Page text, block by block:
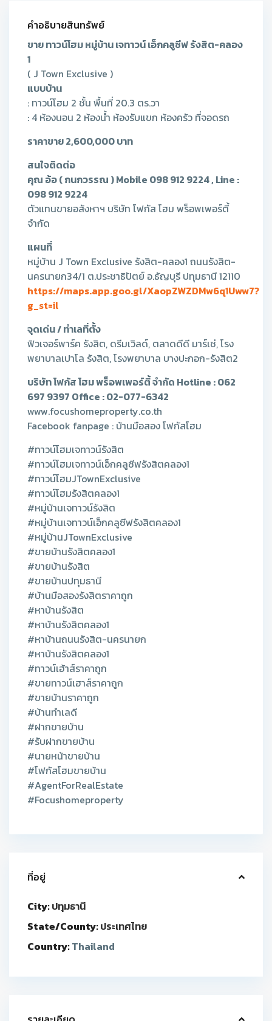
คำอธิบายสินทรัพย์
ขาย ทาวน์โฮม หมู่บ้าน เจทาวน์ เอ็กคลูซีฟ รังสิต-คลอง
1
( J Town Exclusive )
แบบบ้าน
: ทาวน์โฮม 2 ชั้น พื้นที่ 20.3 ตร.วา
: 4 ห้องนอน 2 ห้องน้ำ ห้องรับแขก ห้องครัว ที่จอดรถ
ราคาขาย 2,600,000 บาท
สนใจติดต่อ
คุณ อ้อ ( กนกวรรณ ) Mobile 098 912 9224 , Line :
098 912 9224
ตัวแทนขายอสังหาฯ บริษัท โฟกัส โฮม พร็อพเพอร์ตี้
จำกัด
แผนที่
หมู่บ้าน J Town Exclusive รังสิต-คลอง1 ถนนรังสิต-
นครนายก34/1 ต.ประชาธิปัตย์ อ.ธัญบุรี ปทุมธานี 12110
https://maps.app.goo.gl/XaopZWZDMw6q1Uww7?
g_st=il
จุดเด่น / ทำเลที่ตั้ง
ฟิวเจอร์พาร์ค รังสิต, ดรีมเวิลด์, ตลาดดีดี มาร์เช่, โรง
พยาบาลเปาโล รังสิต, โรงพยาบาล บางปะกอก-รังสิต2
บริษัท โฟกัส โฮม พร็อพเพอร์ตี้ จำกัด Hotline : 062
697 9397 Office : 02-077-6342
www.focushomeproperty.co.th
Facebook fanpage : บ้านมือสอง โฟกัสโฮม
#ทาวน์โฮมเจทาวน์รังสิต
#ทาวน์โฮมเจทาวน์เอ็กคลูซีฟรังสิตคลอง1
#ทาวน์โฮมJTownExclusive
#ทาวน์โฮมรังสิตคลอง1
#หมู่บ้านเจทาวน์รังสิต
#หมู่บ้านเจทาวน์เอ็กคลูซีฟรังสิตคลอง1
#หมู่บ้านJTownExclusive
#ขายบ้านรังสิตคลอง1
#ขายบ้านรังสิต
#ขายบ้านปทุมธานี
#บ้านมือสองรังสิตราคาถูก
#หาบ้านรังสิต
#หาบ้านรังสิตคลอง1
#หาบ้านถนนรังสิต-นครนายก
#หาบ้านรังสิตคลอง1
#ทาวน์เฮ้าส์ราคาถูก
#ขายทาวน์เฮาส์ราคาถูก
#ขายบ้านราคาถูก
#บ้านทำเลดี
#ฝากขายบ้าน
#รับฝากขายบ้าน
#นายหน้าขายบ้าน
#โฟกัสโฮมขายบ้าน
#AgentForRealEstate
#Focushomeproperty
ที่อยู่
City:ปทุมธานี
State/County:ประเทศไทย
Country:Thailand